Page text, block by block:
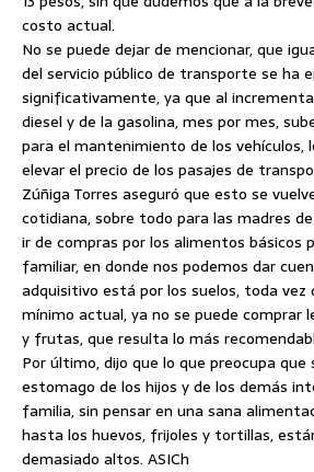
costo actual.
No se puede dejar de mencionar, que
del servicio público de transporte se ha
significativamente, ya que al
diesel y de la gasolina, mes por mes,
para el mantenimiento de los vehículos,
elevar el precio de los pasajes de
Zúñiga Torres aseguró que esto se
cotidiana, sobre todo para las madres
ir de compras por los alimentos básicos
familiar, en donde nos podemos dar
adquisitivo está por los suelos, toda vez
mínimo actual, ya no se puede comprar
y frutas, que resulta lo más
Por último, dijo que lo que preocupa que
estomago de los hijos y de los demás
familia, sin pensar en una sana
hasta los huevos, frijoles y tortillas,
demasiado altos. ASICh